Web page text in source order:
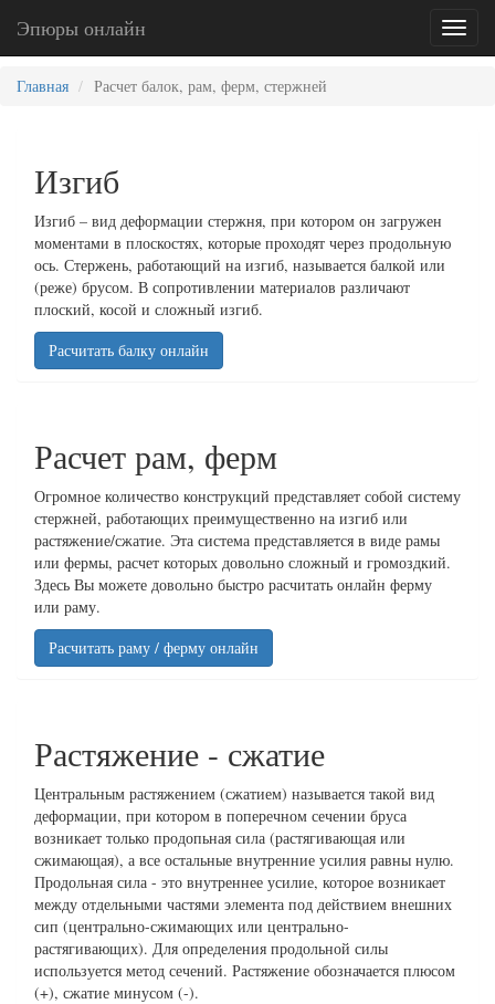
Toggle
Эпюры онлайн
Главная Расчет балок, рам, ферм, стержней
Изгиб
Изгиб – вид деформации стержня, при котором он загружен
моментами в плоскостях, которые проходят через продольную
ось. Стержень, работающий на изгиб, называется балкой или
(реже) брусом. В сопротивлении материалов различают
плоский, косой и сложный изгиб.
Расчитать балку онлайн
Расчет рам, ферм
Огромное количество конструкций представляет собой систему
стержней, работающих преимущественно на изгиб или
растяжение/сжатие. Эта система представляется в виде рамы
или фермы, расчет которых довольно сложный и громоздкий.
Здесь Вы можете довольно быстро расчитать онлайн ферму
или раму.
Расчитать раму / ферму онлайн
Растяжение - сжатие
Центральным растяжением (сжатием) называется такой вид
деформации, при котором в поперечном сечении бруса
возникает только продопьная сила (растягивающая или
сжимающая), а все остальные внутренние усилия равны нулю.
Продольная сила - это внутреннее усилие, которое возникает
между отдельными частями элемента под действием внешних
сип (центрально-сжимающих или центрально-
растягивающих). Для определения продольной силы
используется метод сечений. Растяжение обозначается плюсом
(+), сжатие минусом (-).